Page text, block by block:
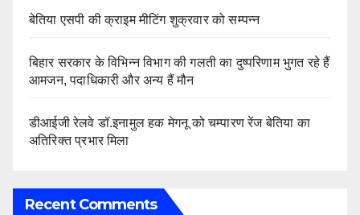
बेतिया एसपी की क्राइम मीटिंग शुक्रवार को सम्पन्न
बिहार सरकार के विभिन्न विभाग की गलती का दुष्परिणाम भुगत रहे हैं
आमजन, पदाधिकारी और अन्य हैं मौन
डीआईजी रेलवे डॉ.इनामुल हक मेगनू को चम्पारण रेंज बेतिया का
अतिरिक्त प्रभार मिला
Recent Comments